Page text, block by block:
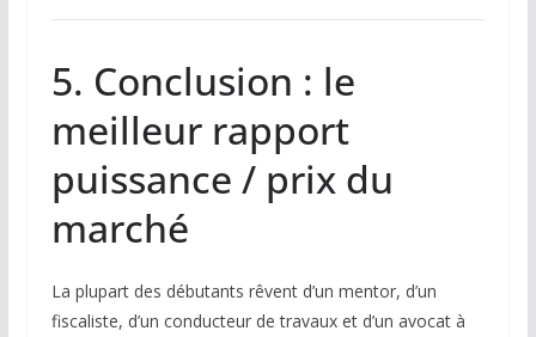
5. Conclusion : le
meilleur rapport
puissance / prix du
marché
La plupart des débutants rêvent d’un mentor, d’un
fiscaliste, d’un conducteur de travaux et d’un avocat à